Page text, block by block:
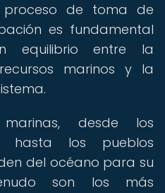
de toma de
es fundamental
equilibrio entre la
marinos y la
desde los
hasta los pueblos
del océano para su
son los más